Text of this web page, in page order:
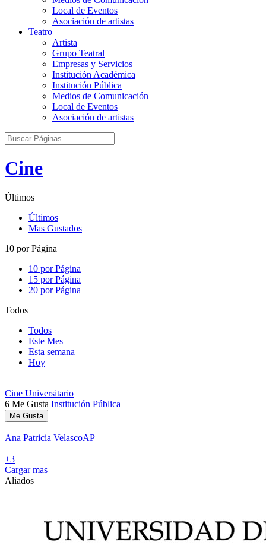
Local de Eventos
Asociación de artistas
Teatro
Artista
Grupo Teatral
Empresas y Servicios
Institución Académica
Institución Pública
Medios de Comunicación
Local de Eventos
Asociación de artistas
Cine
Últimos
Últimos
Mas Gustados
10 por Página
10 por Página
15 por Página
20 por Página
Todos
Todos
Este Mes
Esta semana
Hoy
Cine Universitario
6 Me Gusta Institución Pública
Me Gusta
Ana Patricia VelascoAP
+3
Cargar mas
Aliados